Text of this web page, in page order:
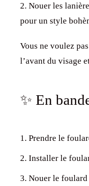
Nouer les
pour un style
Vous ne voulez
l’avant du visage
✨ En
Prendre le
Installer le
Nouer le foulard